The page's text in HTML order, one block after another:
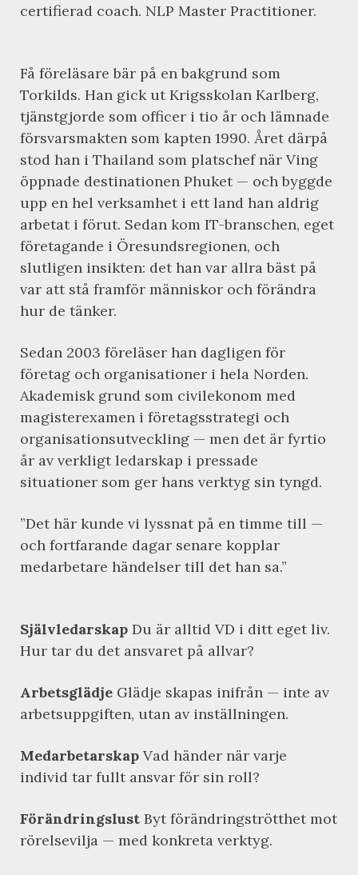
certifierad coach. NLP Master Practitioner.
Få föreläsare bär på en bakgrund som
Torkilds. Han gick ut Krigsskolan Karlberg,
tjänstgjorde som officer i tio år och lämnade
försvarsmakten som kapten 1990. Året därpå
stod han i Thailand som platschef när Ving
öppnade destinationen Phuket — och byggde
upp en hel verksamhet i ett land han aldrig
arbetat i förut. Sedan kom IT-branschen, eget
företagande i Öresundsregionen, och
slutligen insikten: det han var allra bäst på
var att stå framför människor och förändra
hur de tänker.
Sedan 2003 föreläser han dagligen för
företag och organisationer i hela Norden.
Akademisk grund som civilekonom med
magisterexamen i företagsstrategi och
organisationsutveckling — men det är fyrtio
år av verkligt ledarskap i pressade
situationer som ger hans verktyg sin tyngd.
”Det här kunde vi lyssnat på en timme till —
och fortfarande dagar senare kopplar
medarbetare händelser till det han sa.”
Självledarskap Du är alltid VD i ditt eget liv.
Hur tar du det ansvaret på allvar?
Arbetsglädje Glädje skapas inifrån — inte av
arbetsuppgiften, utan av inställningen.
Medarbetarskap Vad händer när varje
individ tar fullt ansvar för sin roll?
Förändringslust Byt förändringströtthet mot
rörelsevilja — med konkreta verktyg.